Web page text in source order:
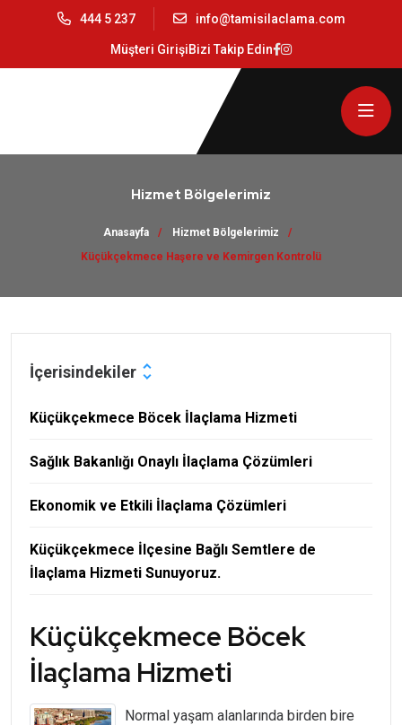
444 5 237 info@tamisilaclama.com
Müşteri GirişiBizi Takip Edin
Hizmet Bölgelerimiz
Anasayfa
Hizmet Bölgelerimiz
Küçükçekmece Haşere ve Kemirgen Kontrolü
İçerisindekiler
Küçükçekmece Böcek İlaçlama Hizmeti
Sağlık Bakanlığı Onaylı İlaçlama Çözümleri
Ekonomik ve Etkili İlaçlama Çözümleri
Küçükçekmece İlçesine Bağlı Semtlere de
İlaçlama Hizmeti Sunuyoruz.
Küçükçekmece Böcek
İlaçlama Hizmeti
Normal yaşam alanlarında birden bire